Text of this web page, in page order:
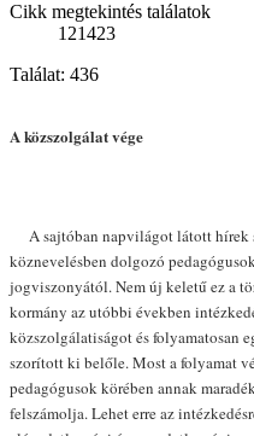
Cikk megtekintés találatok
121423
Találat: 436
A közszolgálat vége
A sajtóban napvilágot látott hírek
köznevelésben dolgozó
jogviszonyától. Nem új keletű ez a
kormány az utóbbi években
közszolgálatiságot és folyamatosan
szorított ki belőle. Most a folyamat
pedagógusok körében annak
felszámolja. Lehet erre az